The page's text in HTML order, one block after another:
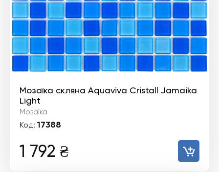
Мозаїка скляна Aquaviva Сristall Jamaika
Light
Мозаїка
Код: 17388
1 792 ₴